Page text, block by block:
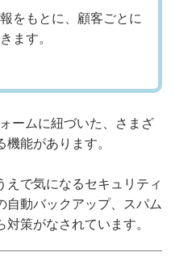
をもとに、顧客ごとに
ます。
ームに紐づいた、さまざ
能があります。
えで気になるセキュリティ
自動バックアップ、スパム
策がなされています。